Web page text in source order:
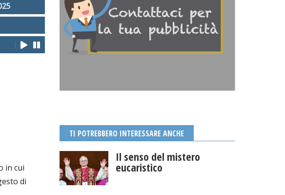
in cui
di
TI POTREBBERO INTERESSARE ANCHE
Il senso del mistero
eucaristico